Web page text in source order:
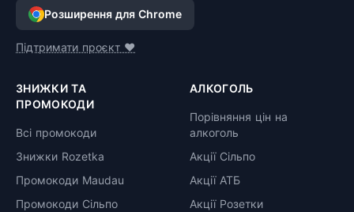
Розширення для Chrome
Підтримати проєкт ❤️
ЗНИЖКИ ТА
ПРОМОКОДИ
Всі промокоди
Знижки Rozetka
Промокоди Maudau
Промокоди Сільпо
АЛКОГОЛЬ
Порівняння цін на
алкоголь
Акції Сільпо
Акції АТБ
Акції Розетки